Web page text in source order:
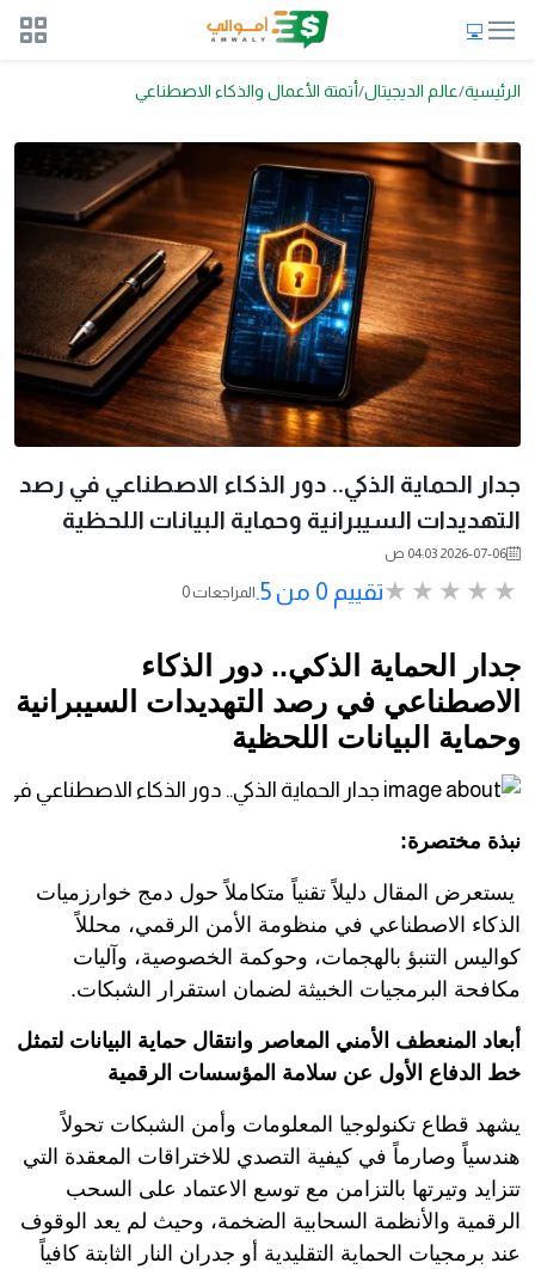
الرئيسية عالم الديجيتال أتمتة الأعمال والذكاء الاصطناعي
جدار الحماية الذكي.. دور الذكاء الاصطناعي في رصد
التهديدات السيبرانية وحماية البيانات اللحظية
2026-07-06 04:03 ص
تقييم 0 من 5. 0 المراجعات
جدار الحماية الذكي.. دور الذكاء
الاصطناعي في رصد التهديدات السيبرانية
وحماية البيانات اللحظية
نبذة مختصرة:
يستعرض المقال دليلاً تقنياً متكاملاً حول دمج خوارزميات
الذكاء الاصطناعي في منظومة الأمن الرقمي، محللاً
كواليس التنبؤ بالهجمات، وحوكمة الخصوصية، وآليات
مكافحة البرمجيات الخبيثة لضمان استقرار الشبكات.
أبعاد المنعطف الأمني المعاصر وانتقال حماية البيانات لتمثل
خط الدفاع الأول عن سلامة المؤسسات الرقمية
يشهد قطاع تكنولوجيا المعلومات وأمن الشبكات تحولاً
هندسياً وصارماً في كيفية التصدي للاختراقات المعقدة التي
تتزايد وتيرتها بالتزامن مع توسع الاعتماد على السحب
الرقمية والأنظمة السحابية الضخمة، وحيث لم يعد الوقوف
عند برمجيات الحماية التقليدية أو جدران النار الثابتة كافياً